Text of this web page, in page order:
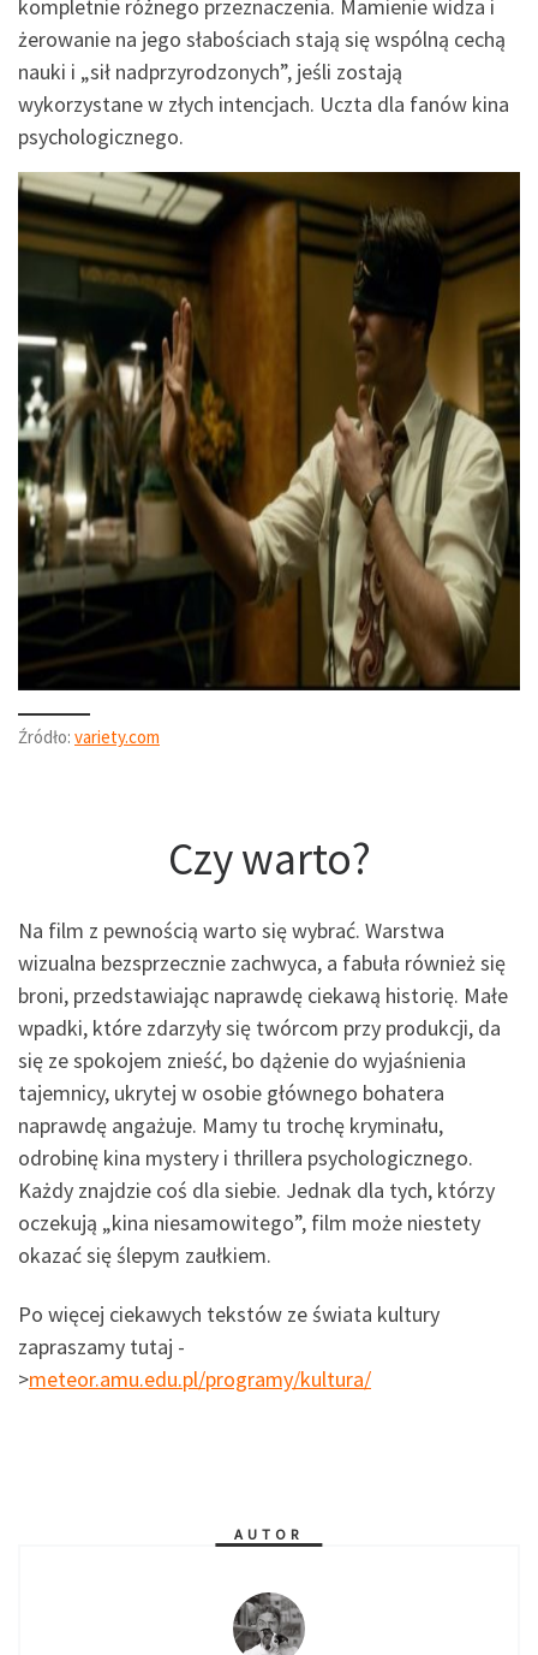
kompletnie różnego przeznaczenia. Mamienie widza i
żerowanie na jego słabościach stają się wspólną cechą
nauki i „sił nadprzyrodzonych”, jeśli zostają
wykorzystane w złych intencjach. Uczta dla fanów kina
psychologicznego.
Źródło: variety.com
Czy warto?
Na film z pewnością warto się wybrać. Warstwa
wizualna bezsprzecznie zachwyca, a fabuła również się
broni, przedstawiając naprawdę ciekawą historię. Małe
wpadki, które zdarzyły się twórcom przy produkcji, da
się ze spokojem znieść, bo dążenie do wyjaśnienia
tajemnicy, ukrytej w osobie głównego bohatera
naprawdę angażuje. Mamy tu trochę kryminału,
odrobinę kina mystery i thrillera psychologicznego.
Każdy znajdzie coś dla siebie. Jednak dla tych, którzy
oczekują „kina niesamowitego”, film może niestety
okazać się ślepym zaułkiem.
Po więcej ciekawych tekstów ze świata kultury
zapraszamy tutaj -
>meteor.amu.edu.pl/programy/kultura/
AUTOR